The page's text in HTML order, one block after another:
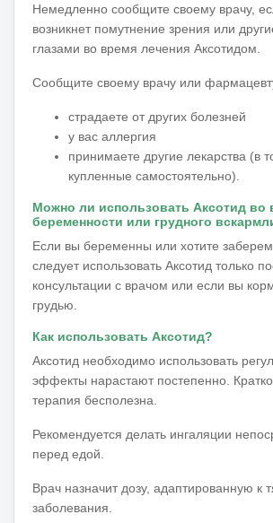
Немедленно сообщите своему врачу,
возникнет помутнение зрения или
глазами во время лечения Аксотидом.
Сообщите своему врачу или
страдаете от других болезней
у вас аллергия
принимаете другие лекарства (в
купленные самостоятельно).
Можно ли использовать Аксотид во
беременности или грудного
Если вы беременны или хотите
следует использовать Аксотид только
консультации с врачом или если вы
грудью.
Как использовать Аксотид?
Аксотид необходимо использовать
эффекты нарастают постепенно.
терапия бесполезна.
Рекомендуется делать ингаляции
перед едой.
Врач назначит дозу, адаптированную к
заболевания.